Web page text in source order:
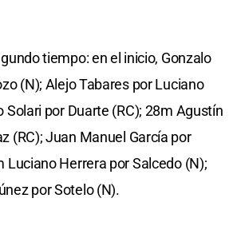
tiempo: en el inicio, Gonzalo
(N); Alejo Tabares por Luciano
Solari por Duarte (RC); 28m Agustín
(RC); Juan Manuel García por
Luciano Herrera por Salcedo (N);
por Sotelo (N).